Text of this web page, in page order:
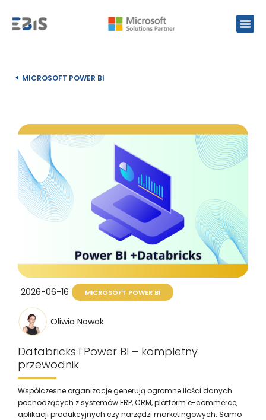
MICROSOFT POWER BI
2026-06-16 MICROSOFT POWER BI
Oliwia Nowak
Databricks i Power BI – kompletny
przewodnik
Współczesne organizacje generują ogromne ilości danych
pochodzących z systemów ERP, CRM, platform e-commerce,
aplikacji produkcyjnych czy narzędzi marketingowych. Samo